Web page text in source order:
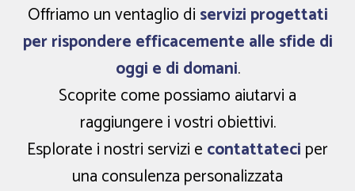
Offriamo un ventaglio di servizi progettati
per rispondere efficacemente alle sfide di
oggi e di domani.
Scoprite come possiamo aiutarvi a
raggiungere i vostri obiettivi.
Esplorate i nostri servizi e contattateci per
una consulenza personalizzata